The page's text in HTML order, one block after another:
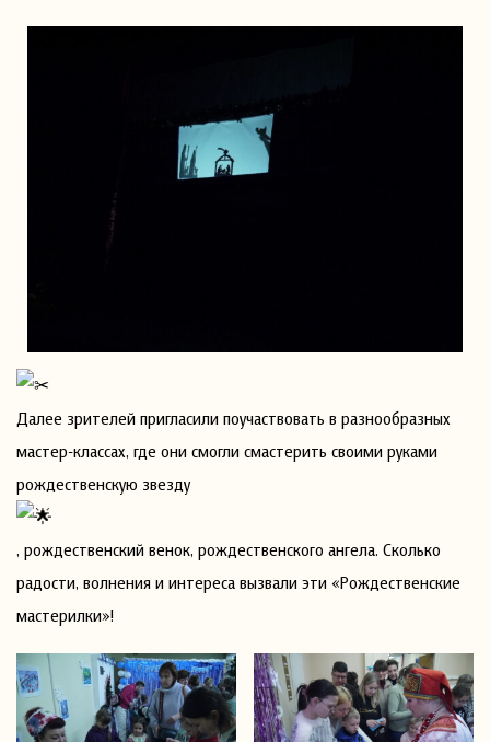
Далее зрителей пригласили поучаствовать в разнообразных
мастер-классах, где они смогли смастерить своими руками
рождественскую звезду
, рождественский венок, рождественского ангела. Сколько
радости, волнения и интереса вызвали эти «Рождественские
мастерилки»!